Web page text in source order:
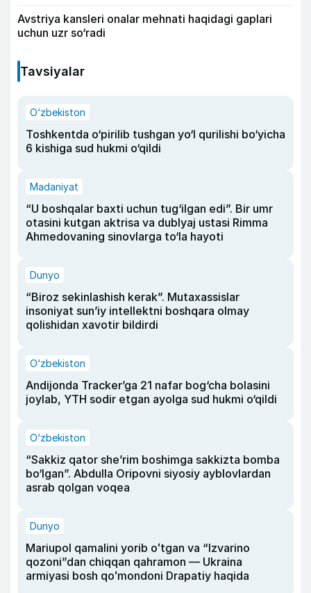
Avstriya kansleri onalar mehnati haqidagi gaplari
uchun uzr so‘radi
Tavsiyalar
O‘zbekiston
Toshkentda o‘pirilib tushgan yo‘l qurilishi bo‘yicha
6 kishiga sud hukmi o‘qildi
Madaniyat
“U boshqalar baxti uchun tug‘ilgan edi”. Bir umr
otasini kutgan aktrisa va dublyaj ustasi Rimma
Ahmedovaning sinovlarga to‘la hayoti
Dunyo
“Biroz sekinlashish kerak”. Mutaxassislar
insoniyat sun’iy intellektni boshqara olmay
qolishidan xavotir bildirdi
O‘zbekiston
Andijonda Tracker’ga 21 nafar bog‘cha bolasini
joylab, YTH sodir etgan ayolga sud hukmi o‘qildi
O‘zbekiston
“Sakkiz qator she’rim boshimga sakkizta bomba
bo‘lgan”. Abdulla Oripovni siyosiy ayblovlardan
asrab qolgan voqea
Dunyo
Mariupol qamalini yorib oʻtgan va “Izvarino
qozoni”dan chiqqan qahramon — Ukraina
armiyasi bosh qoʻmondoni Drapatiy haqida